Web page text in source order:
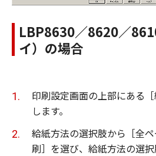
LBP8630／8620／
イ）の場合
印刷設定画面の上部にある
します。
給紙方法の選択肢から［全
刷］を選び、給紙方法の選